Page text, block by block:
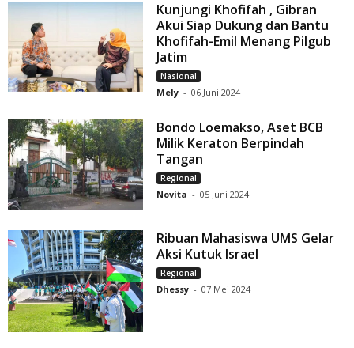
Kunjungi Khofifah , Gibran
Akui Siap Dukung dan Bantu
Khofifah-Emil Menang Pilgub
Jatim
Nasional
Mely - 06 Juni 2024
Bondo Loemakso, Aset BCB
Milik Keraton Berpindah
Tangan
Regional
Novita - 05 Juni 2024
Ribuan Mahasiswa UMS Gelar
Aksi Kutuk Israel
Regional
Dhessy - 07 Mei 2024